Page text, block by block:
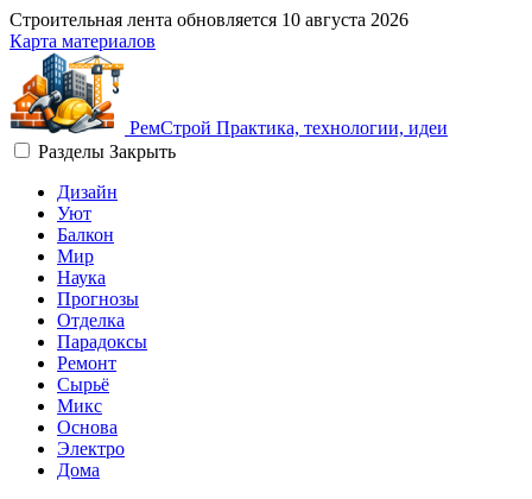
Строительная лента обновляется 10 августа 2026
Карта материалов
РемСтрой Практика, технологии, идеи
Разделы Закрыть
Дизайн
Уют
Балкон
Мир
Наука
Прогнозы
Отделка
Парадоксы
Ремонт
Сырьё
Микс
Основа
Электро
Дома